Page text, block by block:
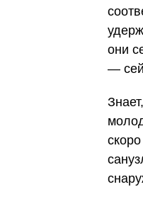
они
—